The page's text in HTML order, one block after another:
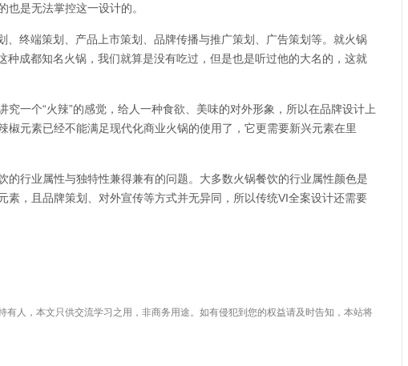
是无法掌控这一设计的。
终端策划、产品上市策划、品牌传播与推广策划、广告策划等。就火锅
成都知名火锅，我们就算是没有吃过，但是也是听过他的大名的，这就
一个“火辣”的感觉，给人一种食欲、美味的对外形象，所以在品牌设计上
元素已经不能满足现代化商业火锅的使用了，它更需要新兴元素在里
的行业属性与独特性兼得兼有的问题。大多数火锅餐饮的行业属性颜色是
，且品牌策划、对外宣传等方式并无异同，所以传统VI全案设计还需要
人，本文只供交流学习之用，非商务用途。如有侵犯到您的权益请及时告知，本站将